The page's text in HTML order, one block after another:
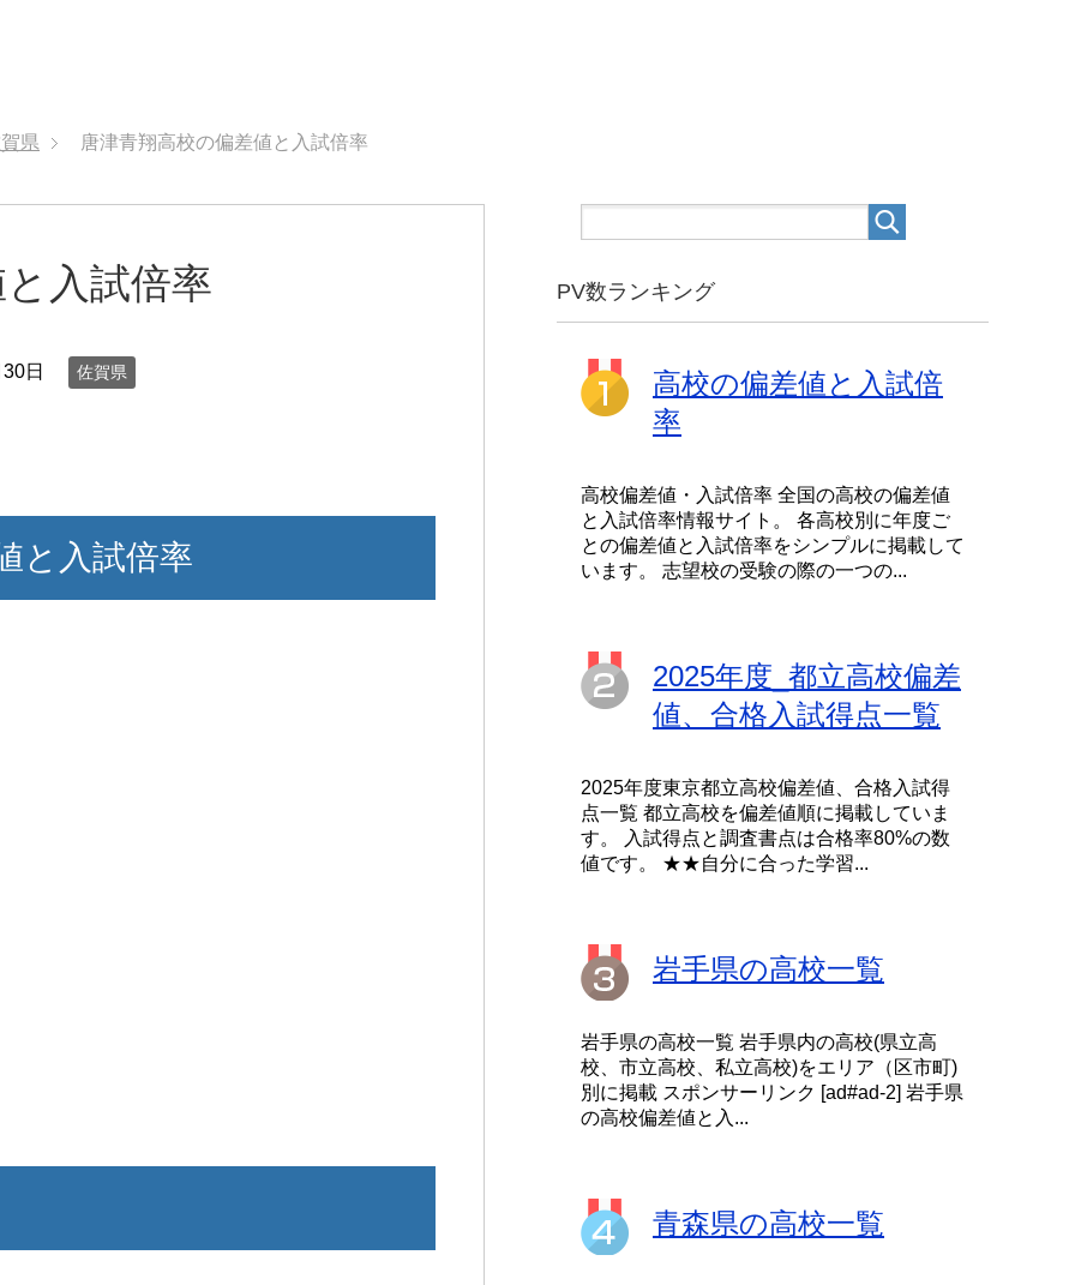
県 唐津青翔高校の偏差値と入試倍率
入試倍率
日 佐賀県
と入試倍率
PV数ランキング
高校の偏差値と入試倍
率
高校偏差値・入試倍率 全国の高校の偏差値
と入試倍率情報サイト。 各高校別に年度ご
との偏差値と入試倍率をシンプルに掲載して
います。 志望校の受験の際の一つの...
2025年度_都立高校偏差
値、合格入試得点一覧
2025年度東京都立高校偏差値、合格入試得
点一覧 都立高校を偏差値順に掲載していま
す。 入試得点と調査書点は合格率80%の数
値です。 ★★自分に合った学習...
岩手県の高校一覧
岩手県の高校一覧 岩手県内の高校(県立高
校、市立高校、私立高校)をエリア（区市町)
別に掲載 スポンサーリンク [ad#ad-2] 岩手県
の高校偏差値と入...
青森県の高校一覧